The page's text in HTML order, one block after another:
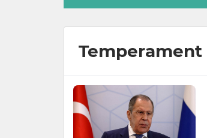
Temperament